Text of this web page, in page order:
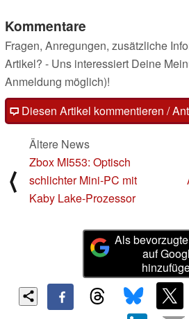
Kommentare
Fragen, Anregungen, zusätzliche
Artikel? - Uns interessiert Deine
Anmeldung möglich)!
Diesen Artikel kommentieren /
⟨
Ältere News
Zbox MI553: Optisch
schlichter Mini-PC mit
Kaby Lake-Prozessor
Als
auf